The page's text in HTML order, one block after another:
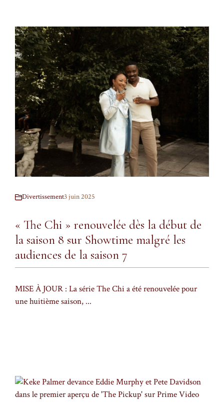
Divertissement3 juin 2025
« The Chi » renouvelée dès la début de
la saison 8 sur Showtime malgré les
audiences de la saison 7
MISE À JOUR : La série The Chi a été renouvelée pour
une huitième saison, ...